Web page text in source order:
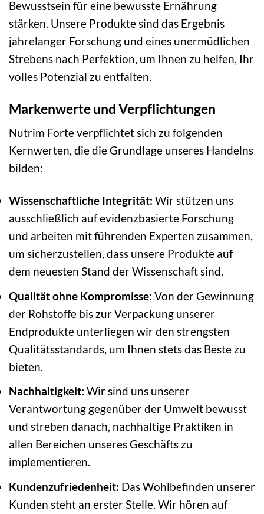
Bewusstsein für eine bewusste Ernährung
stärken. Unsere Produkte sind das Ergebnis
jahrelanger Forschung und eines unermüdlichen
Strebens nach Perfektion, um Ihnen zu helfen, Ihr
volles Potenzial zu entfalten.
Markenwerte und Verpflichtungen
Nutrim Forte verpflichtet sich zu folgenden
Kernwerten, die die Grundlage unseres Handelns
bilden:
Wissenschaftliche Integrität: Wir stützen uns
ausschließlich auf evidenzbasierte Forschung
und arbeiten mit führenden Experten zusammen,
um sicherzustellen, dass unsere Produkte auf
dem neuesten Stand der Wissenschaft sind.
Qualität ohne Kompromisse: Von der Gewinnung
der Rohstoffe bis zur Verpackung unserer
Endprodukte unterliegen wir den strengsten
Qualitätsstandards, um Ihnen stets das Beste zu
bieten.
Nachhaltigkeit: Wir sind uns unserer
Verantwortung gegenüber der Umwelt bewusst
und streben danach, nachhaltige Praktiken in
allen Bereichen unseres Geschäfts zu
implementieren.
Kundenzufriedenheit: Das Wohlbefinden unserer
Kunden steht an erster Stelle. Wir hören auf